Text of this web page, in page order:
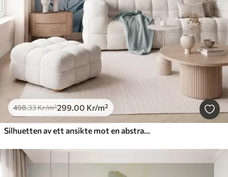
498.33Kr/m²299.00 Kr/m²
Silhuetten av ett ansikte mot en abstrakt bakgrund